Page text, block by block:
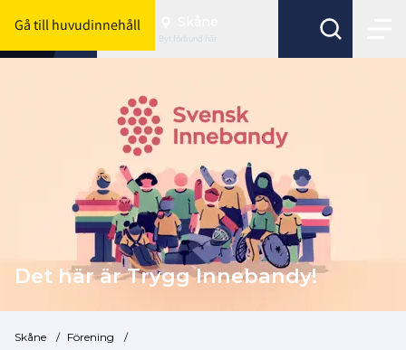
Gå till huvudinnehåll
Byt förbund här
Det här ärTrygg Innebandy!
Skåne / Förening /